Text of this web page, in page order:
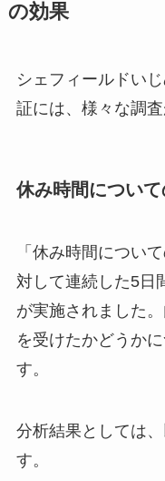
の効果
シェフィールドい
証には、様々な調査
休み時間につい
「休み時間につい
対して連続した5日
が実施されました
を受けたかどうか
す。
分析結果としては
す。